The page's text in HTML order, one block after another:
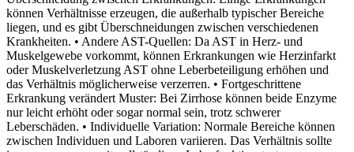
können Verhältnisse erzeugen, die außerhalb typischer Bereiche
liegen, und es gibt Überschneidungen zwischen verschiedenen
Krankheiten. • Andere AST-Quellen: Da AST in Herz- und
Muskelgewebe vorkommt, können Erkrankungen wie Herzinfarkt
oder Muskelverletzung AST ohne Leberbeteiligung erhöhen und
das Verhältnis möglicherweise verzerren. • Fortgeschrittene
Erkrankung verändert Muster: Bei Zirrhose können beide Enzyme
nur leicht erhöht oder sogar normal sein, trotz schwerer
Leberschäden. • Individuelle Variation: Normale Bereiche können
zwischen Individuen und Laboren variieren. Das Verhältnis sollte